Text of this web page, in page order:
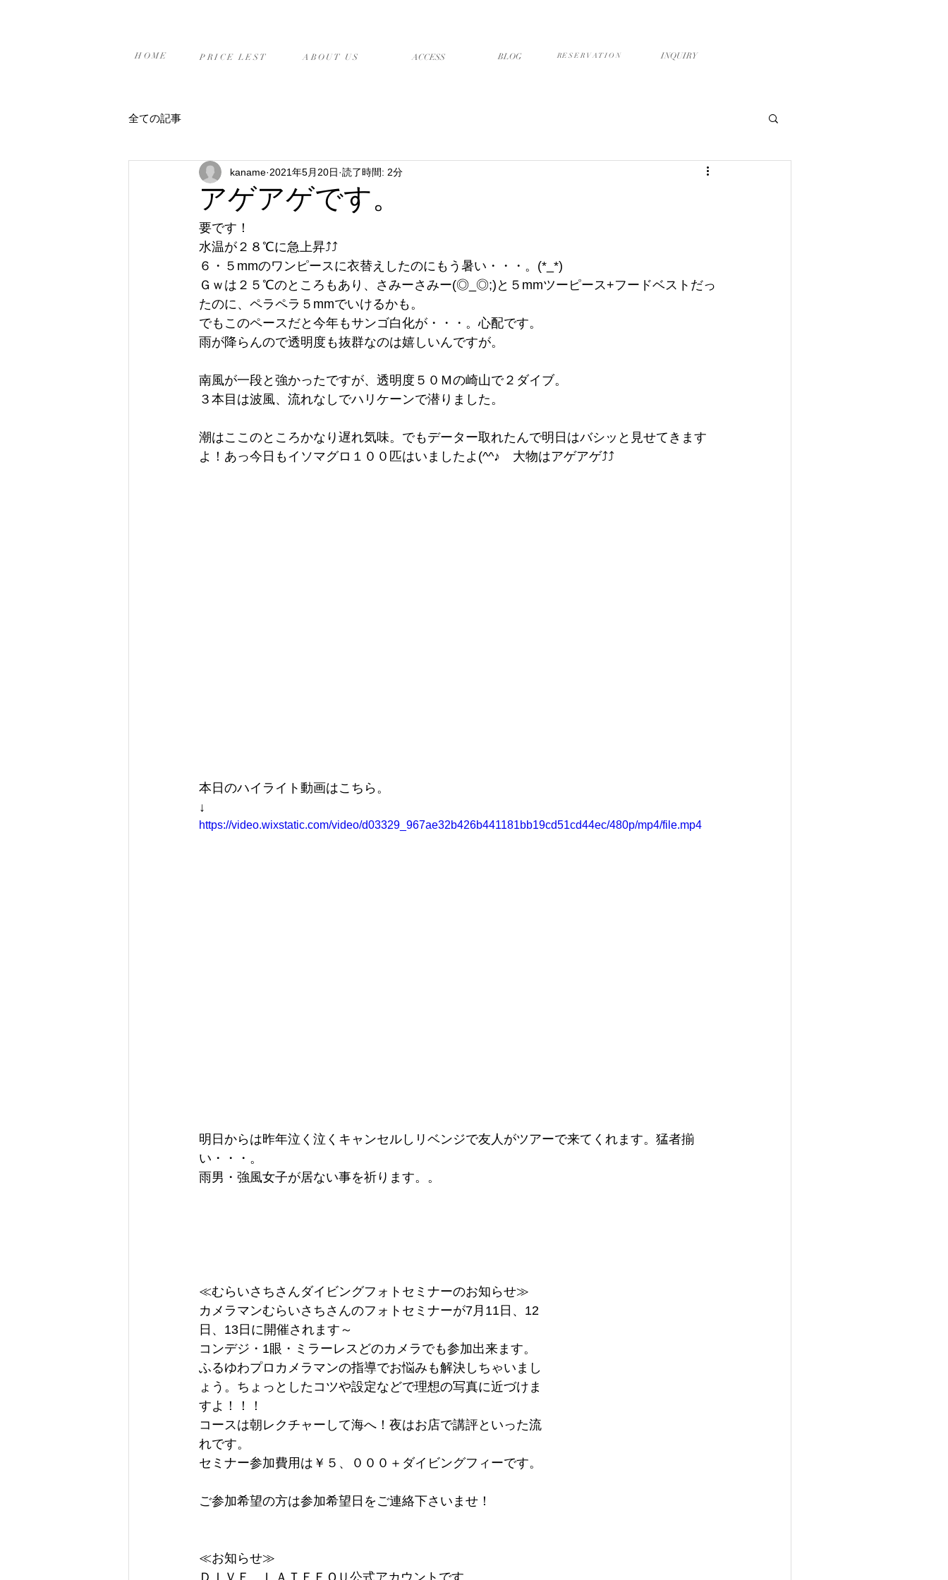
HOME PRICE LEST ABOUT US ​ACCESS BLOG RESERVATION INQUIRY
全ての記事
アゲアゲです。
kaname 2021年5月20日 読了時間: 2分
要です！
水温が２８℃に急上昇⤴⤴
６・５mmのワンピースに衣替えしたのにもう暑い・・・。(*_*)
Ｇｗは２５℃のところもあり、さみーさみー(◎_◎;)と５mmツーピース+フードベストだっ
たのに、ペラペラ５mmでいけるかも。
でもこのペースだと今年もサンゴ白化が・・・。心配です。
雨が降らんので透明度も抜群なのは嬉しいんですが。
南風が一段と強かったですが、透明度５０Ｍの崎山で２ダイブ。
３本目は波風、流れなしでハリケーンで潜りました。
潮はここのところかなり遅れ気味。でもデーター取れたんで明日はバシッと見せてきます
よ！あっ今日もイソマグロ１００匹はいましたよ(^^♪　大物はアゲアゲ⤴⤴
本日のハイライト動画はこちら。
↓
https://video.wixstatic.com/video/d03329_967ae32b426b441181bb19cd51cd44ec/480p/mp4/file.mp4
明日からは昨年泣く泣くキャンセルしリベンジで友人がツアーで来てくれます。猛者揃
い・・・。
雨男・強風女子が居ない事を祈ります。。
≪むらいさちさんダイビングフォトセミナーのお知らせ≫
カメラマンむらいさちさんのフォトセミナーが7月11日、12
日、13日に開催されます～
コンデジ・1眼・ミラーレスどのカメラでも参加出来ます。
ふるゆわプロカメラマンの指導でお悩みも解決しちゃいまし
ょう。ちょっとしたコツや設定などで理想の写真に近づけま
すよ！！！
コースは朝レクチャーして海へ！夜はお店で講評といった流
れです。
セミナー参加費用は￥５、０００＋ダイビングフィーです。
ご参加希望の方は参加希望日をご連絡下さいませ！
≪お知らせ≫
ＤＩＶＥ　ＬＡＴＥＥＱＵ公式アカウントです。